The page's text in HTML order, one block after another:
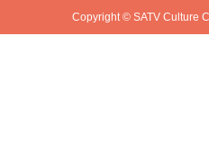
Copyright © SATV Culture